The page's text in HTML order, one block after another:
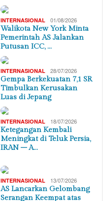
INTERNASIONAL 01/08/2026
Walikota New York Minta
Pemerintah AS Jalankan
Putusan ICC, …
INTERNASIONAL 28/07/2026
Gempa Berkekuatan 7,1 SR
Timbulkan Kerusakan
Luas di Jepang
INTERNASIONAL 18/07/2026
Ketegangan Kembali
Meningkat di Teluk Persia,
IRAN – A…
INTERNASIONAL 13/07/2026
AS Lancarkan Gelombang
Serangan Keempat atas